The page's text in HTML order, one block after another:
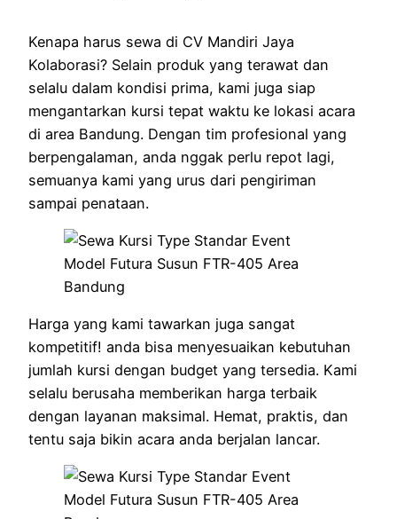
Kenapa harus sewa di CV Mandiri Jaya
Kolaborasi? Selain produk yang terawat dan
selalu dalam kondisi prima, kami juga siap
mengantarkan kursi tepat waktu ke lokasi acara
di area Bandung. Dengan tim profesional yang
berpengalaman, anda nggak perlu repot lagi,
semuanya kami yang urus dari pengiriman
sampai penataan.
Harga yang kami tawarkan juga sangat
kompetitif! anda bisa menyesuaikan kebutuhan
jumlah kursi dengan budget yang tersedia. Kami
selalu berusaha memberikan harga terbaik
dengan layanan maksimal. Hemat, praktis, dan
tentu saja bikin acara anda berjalan lancar.